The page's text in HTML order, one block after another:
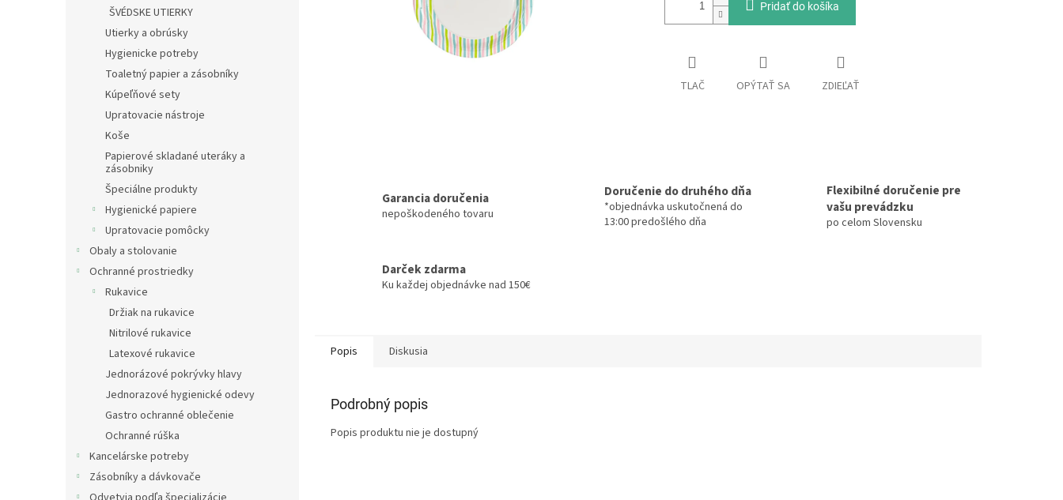
ŠVÉDSKE UTIERKY
Utierky a obrúsky
Hygienicke potreby
Toaletný papier a zásobníky
Kúpeľňové sety
Upratovacie nástroje
Koše
Papierové skladané uteráky a
zásobniky
Špeciálne produkty
Hygienické papiere
Upratovacie pomôcky
Obaly a stolovanie
Ochranné prostriedky
Rukavice
Držiak na rukavice
Nitrilové rukavice
Latexové rukavice
Jednorázové pokrývky hlavy
Jednorazové hygienické odevy
Gastro ochranné oblečenie
Ochranné rúška
Kancelárske potreby
Zásobníky a dávkovače
Pridať do košíka
TLAČ OPÝTAŤ SA ZDIEĽAŤ
Garancia doručenia
nepoškodeného tovaru
Doručenie do druhého dňa
*objednávka uskutočnená do
13:00 predošlého dňa
Flexibilné doručenie pre
vašu prevádzku
po celom Slovensku
Darček zdarma
Ku každej objednávke nad 150€
Popis Diskusia
Podrobný popis
Popis produktu nie je dostupný